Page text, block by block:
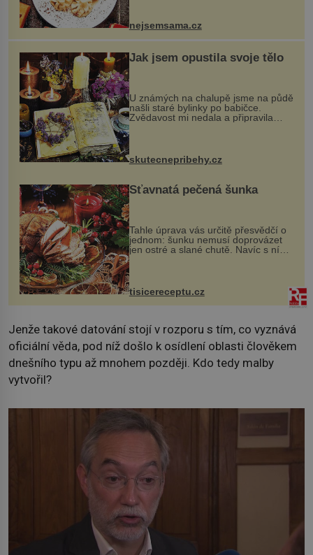
pokrmy, které rozhodně st...
nejsemsama.cz
Jak jsem opustila svoje tělo
U známých na chalupě jsme na půdě
našli staré bylinky po babičce.
Zvědavost mi nedala a připravila
jsem si z nich lektvar… Zimní pobyt
na chalupě se pro mě vlastní vinou
změnil v děsivý zážitek, na kt...
skutecnepribehy.cz
Šťavnatá pečená šunka
Tahle úprava vás určitě přesvědčí o
jednom: šunku nemusí doprovázet
jen ostré a slané chutě. Navíc s ní
nakrmíte poměrně hodně hladových
krků. Ingredience sádlo 3 kg šunky
vcelku 3 stroužky česneku hl...
tisicereceptu.cz
Jenže takové datování stojí v rozporu s tím, co vyznává
oficiální věda, pod níž došlo k osídlení oblasti člověkem
dnešního typu až mnohem později. Kdo tedy malby
vytvořil?